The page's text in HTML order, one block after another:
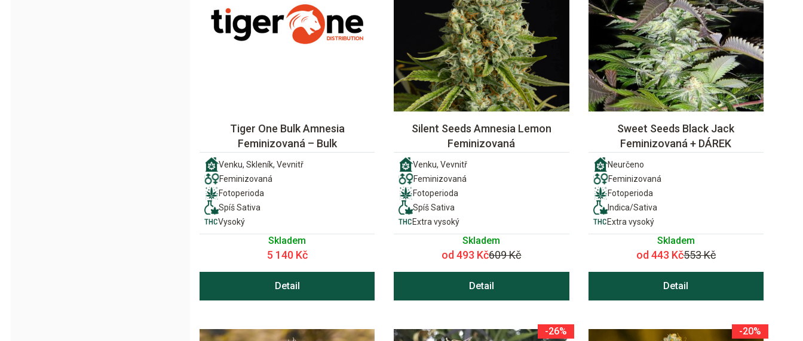
Tiger One Bulk Amnesia
Feminizovaná – Bulk
Venku, Skleník, Vevnitř
Feminizovaná
Fotoperioda
Spíš Sativa
Vysoký
Skladem
5 140 Kč
Detail
Silent Seeds Amnesia Lemon
Feminizovaná
Venku, Vevnitř
Feminizovaná
Fotoperioda
Spíš Sativa
Extra vysoký
Skladem
od 493 Kč609 Kč
Detail
Sweet Seeds Black Jack
Feminizovaná + DÁREK
Neurčeno
Feminizovaná
Fotoperioda
Indica/Sativa
Extra vysoký
Skladem
od 443 Kč553 Kč
Detail
-26% -20%